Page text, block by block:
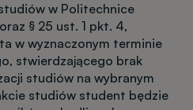
w Politechnice
§ 25 ust. 1 pkt. 4,
w wyznaczonym terminie
stwierdzającego brak
studiów na wybranym
studiów student będzie